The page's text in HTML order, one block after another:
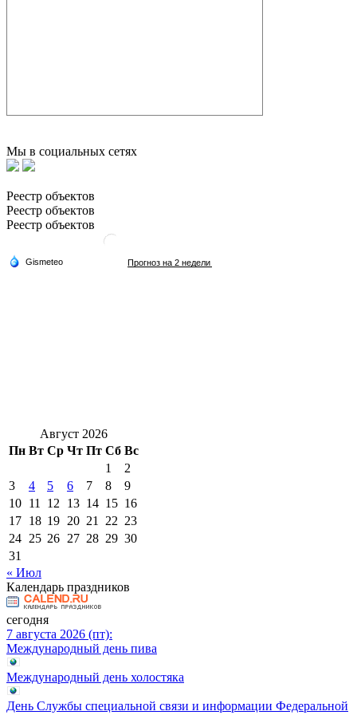
Мы в социальных сетях
Реестр объектов
Реестр объектов
Реестр объектов
Август 2026
Пн Вт Ср Чт Пт Сб Вс
1
2
3
4 5 6 7 8
9
10 11 12 13 14 15 16
17 18 19 20 21 22 23
24 25 26 27 28 29 30
31
« Июл
Календарь праздников
сегодня
7 августа 2026 (пт):
Международный день пива
Международный день холостяка
День Службы специальной связи и информации Федеральной